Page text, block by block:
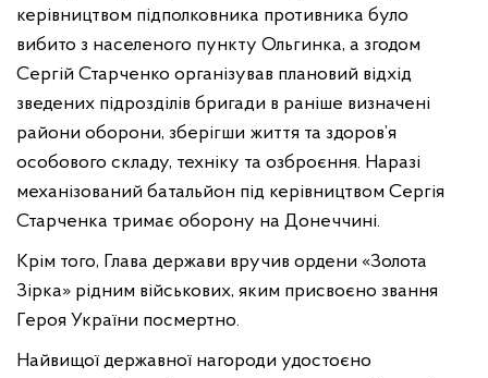
керівництвом підполковника противника було
вибито з населеного пункту Ольгинка, а згодом
Сергій Старченко організував плановий відхід
зведених підрозділів бригади в раніше визначені
райони оборони, зберігши життя та здоров’я
особового складу, техніку та озброєння. Наразі
механізований батальйон під керівництвом Сергія
Старченка тримає оборону на Донеччині.
Крім того, Глава держави вручив ордени «Золота
Зірка» рідним військових, яким присвоєно звання
Героя України посмертно.
Найвищої державної нагороди удостоєно